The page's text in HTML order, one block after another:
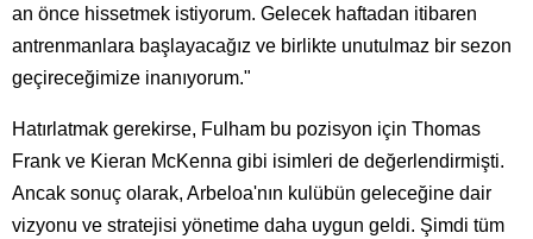
an önce hissetmek istiyorum. Gelecek haftadan itibaren
antrenmanlara başlayacağız ve birlikte unutulmaz bir sezon
geçireceğimize inanıyorum."
Hatırlatmak gerekirse, Fulham bu pozisyon için Thomas
Frank ve Kieran McKenna gibi isimleri de değerlendirmişti.
Ancak sonuç olarak, Arbeloa'nın kulübün geleceğine dair
vizyonu ve stratejisi yönetime daha uygun geldi. Şimdi tüm